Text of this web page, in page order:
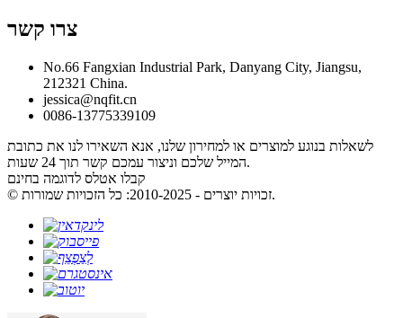
צרו קשר
No.66 Fangxian Industrial Park, Danyang City, Jiangsu,
212321 China.
jessica@nqfit.cn
0086-13775339109
לשאלות בנוגע למוצרים או למחירון שלנו, אנא השאירו לנו את כתובת
המייל שלכם וניצור עמכם קשר תוך 24 שעות.
קבלו אטלס לדוגמה בחינם
© זכויות יוצרים - 2010-2025: כל הזכויות שמורות.